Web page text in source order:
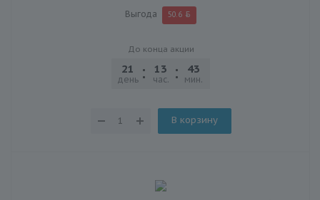
Выгода 50.6
До конца акции
21
день
13
час.
43
мин.
В корзину